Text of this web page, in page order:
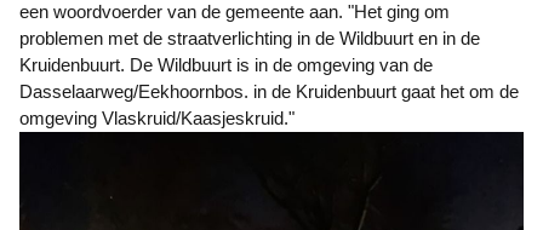
een woordvoerder van de gemeente aan. "Het ging om
problemen met de straatverlichting in de Wildbuurt en in de
Kruidenbuurt. De Wildbuurt is in de omgeving van de
Dasselaarweg/Eekhoornbos. in de Kruidenbuurt gaat het om de
omgeving Vlaskruid/Kaasjeskruid."